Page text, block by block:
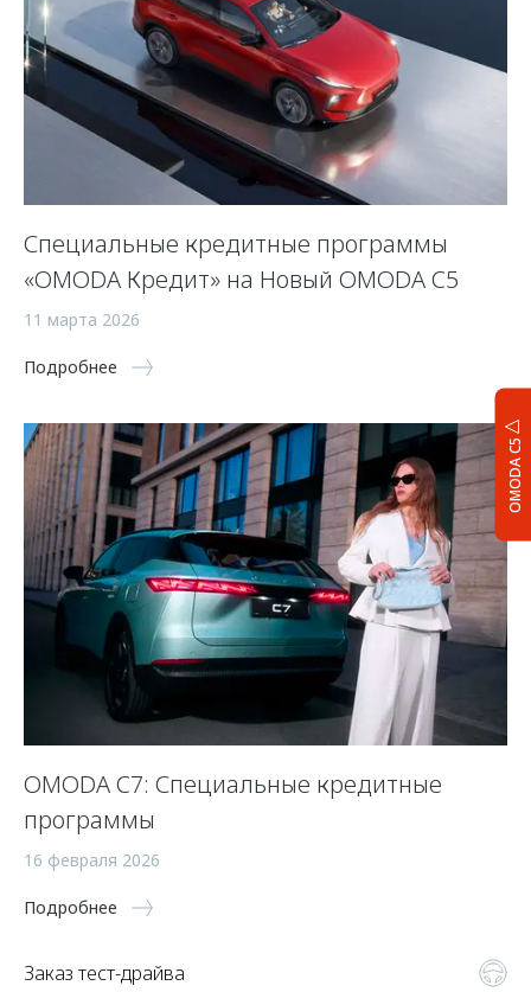
OMODA C5
Специальные кредитные программы
«OMODA Кредит» на Новый OMODA C5
11 марта 2026
Подробнее
OMODA C7: Специальные кредитные
программы
16 февраля 2026
Подробнее
Заказ тест-драйва